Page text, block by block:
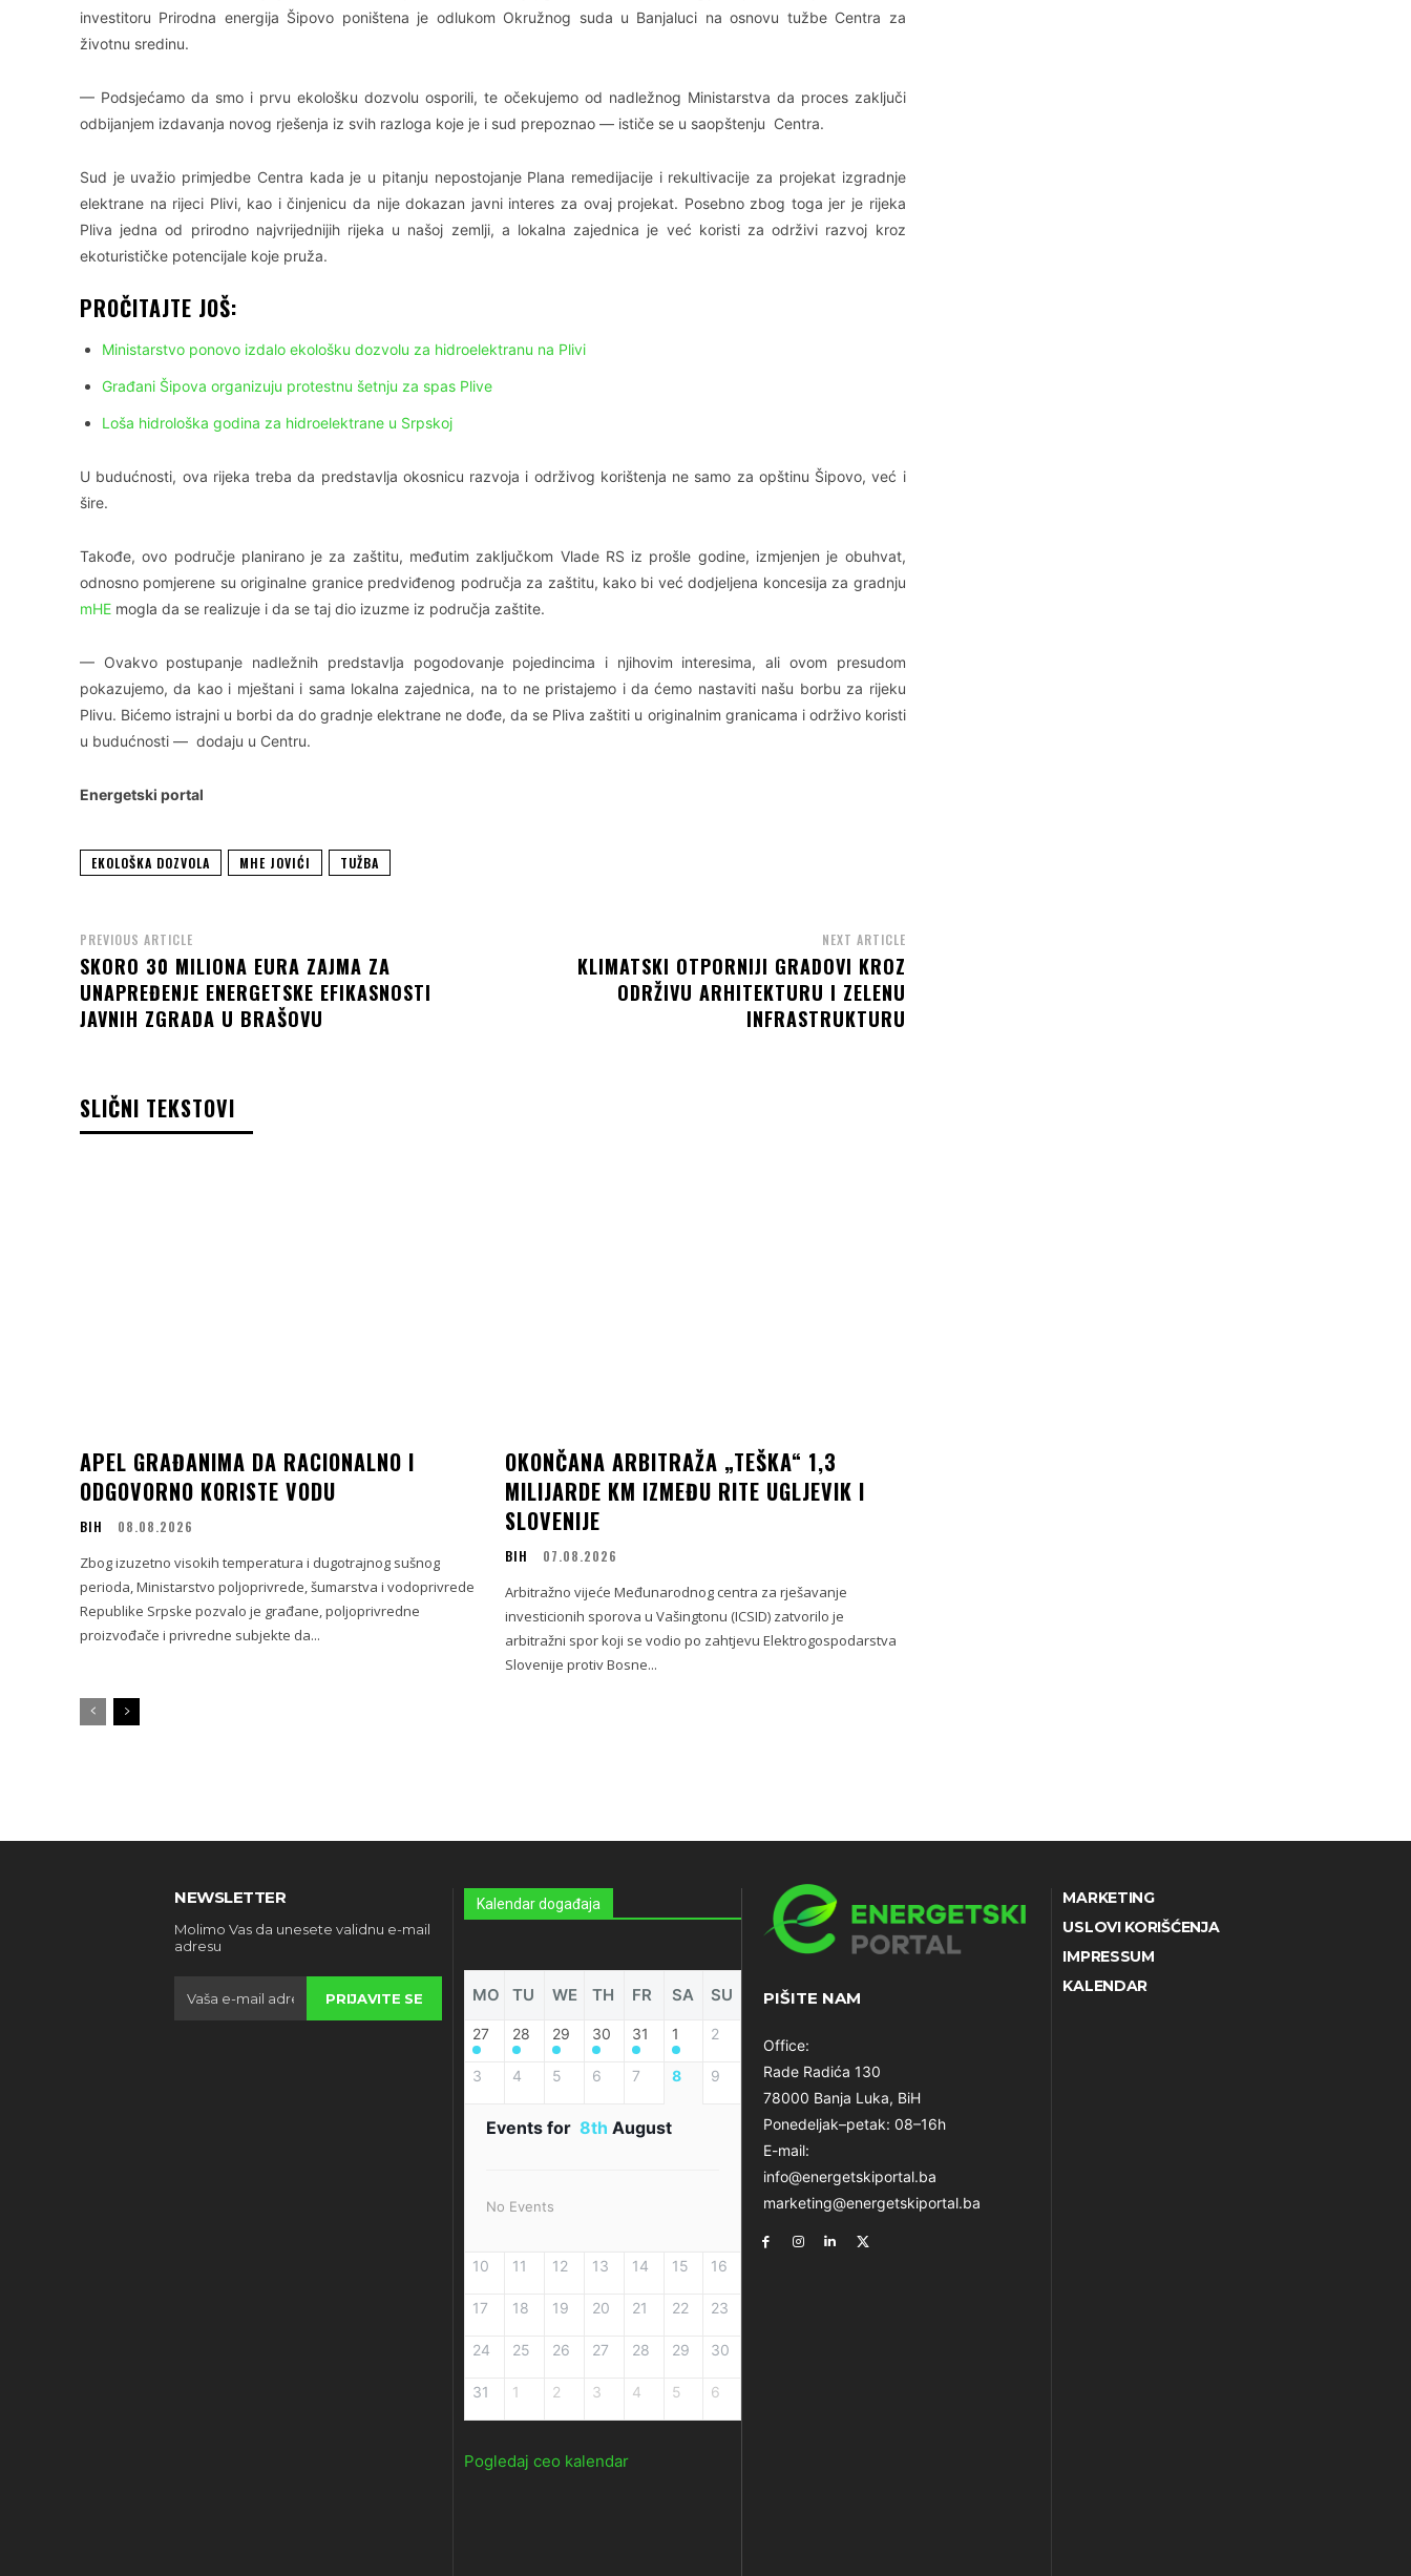
investitoru Prirodna energija Šipovo poništena je odlukom Okružnog suda u Banjaluci na osnovu tužbe Centra za
životnu sredinu.
— Podsjećamo da smo i prvu ekološku dozvolu osporili, te očekujemo od nadležnog Ministarstva da proces zaključi
odbijanjem izdavanja novog rješenja iz svih razloga koje je i sud prepoznao — ističe se u saopštenju Centra.
Sud je uvažio primjedbe Centra kada je u pitanju nepostojanje Plana remedijacije i rekultivacije za projekat izgradnje
elektrane na rijeci Plivi, kao i činjenicu da nije dokazan javni interes za ovaj projekat. Posebno zbog toga jer je rijeka
Pliva jedna od prirodno najvrijednijih rijeka u našoj zemlji, a lokalna zajednica je već koristi za održivi razvoj kroz
ekoturističke potencijale koje pruža.
PROČITAJTE JOŠ:
Ministarstvo ponovo izdalo ekološku dozvolu za hidroelektranu na Plivi
Građani Šipova organizuju protestnu šetnju za spas Plive
Loša hidrološka godina za hidroelektrane u Srpskoj
U budućnosti, ova rijeka treba da predstavlja okosnicu razvoja i održivog korištenja ne samo za opštinu Šipovo, već i
šire.
Takođe, ovo područje planirano je za zaštitu, međutim zaključkom Vlade RS iz prošle godine, izmjenjen je obuhvat,
odnosno pomjerene su originalne granice predviđenog područja za zaštitu, kako bi već dodjeljena koncesija za gradnju
mHE mogla da se realizuje i da se taj dio izuzme iz područja zaštite.
— Ovakvo postupanje nadležnih predstavlja pogodovanje pojedincima i njihovim interesima, ali ovom presudom
pokazujemo, da kao i mještani i sama lokalna zajednica, na to ne pristajemo i da ćemo nastaviti našu borbu za rijeku
Plivu. Bićemo istrajni u borbi da do gradnje elektrane ne dođe, da se Pliva zaštiti u originalnim granicama i održivo koristi
u budućnosti — dodaju u Centru.
Energetski portal
EKOLOŠKA DOZVOLA MHE JOVIĆI TUŽBA
PREVIOUS ARTICLE
SKORO 30 MILIONA EURA ZAJMA ZA
UNAPREĐENJE ENERGETSKE EFIKASNOSTI
JAVNIH ZGRADA U BRAŠOVU
NEXT ARTICLE
KLIMATSKI OTPORNIJI GRADOVI KROZ
ODRŽIVU ARHITEKTURU I ZELENU
INFRASTRUKTURU
SLIČNI TEKSTOVI
APEL GRAĐANIMA DA RACIONALNO I
ODGOVORNO KORISTE VODU
BIH 08.08.2026
Zbog izuzetno visokih temperatura i dugotrajnog sušnog
perioda, Ministarstvo poljoprivrede, šumarstva i vodoprivrede
Republike Srpske pozvalo je građane, poljoprivredne
proizvođače i privredne subjekte da...
OKONČANA ARBITRAŽA „TEŠKA“ 1,3
MILIJARDE KM IZMEĐU RITE UGLJEVIK I
SLOVENIJE
BIH 07.08.2026
Arbitražno vijeće Međunarodnog centra za rješavanje
investicionih sporova u Vašingtonu (ICSID) zatvorilo je
arbitražni spor koji se vodio po zahtjevu Elektrogospodarstva
Slovenije protiv Bosne...
NEWSLETTER
Molimo Vas da unesete validnu e-mail
adresu
PRIJAVITE SE
Kalendar događaja
MO TU WE TH FR SA SU
27 28 29 30 31 1 2
3 4 5 6 7 8 9
Events for 8th August
No Events
10 11 12 13 14 15 16
17 18 19 20 21 22 23
24 25 26 27 28 29 30
31 1 2 3 4 5 6
Pogledaj ceo kalendar
PIŠITE NAM
Office:
Rade Radića 130
78000 Banja Luka, BiH
Ponedeljak–petak: 08–16h
E-mail:
info@energetskiportal.ba
marketing@energetskiportal.ba
MARKETING
USLOVI KORIŠĆENJA
IMPRESSUM
KALENDAR